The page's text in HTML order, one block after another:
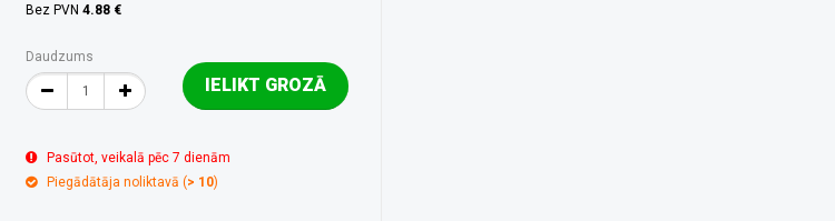
Bez PVN 4.88 €
Daudzums
IELIKT GROZĀ
Pasūtot, veikalā pēc 7 dienām
Piegādātāja noliktavā (> 10)